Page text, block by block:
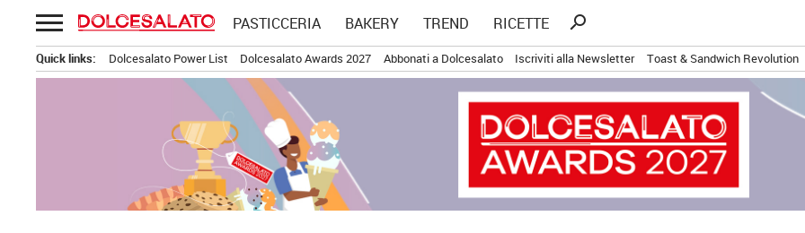
Passa
al
contenuto
PASTICCERIA BAKERY TREND RICETTE
Ricerca
search
Quick links: Dolcesalato Power List Dolcesalato Awards 2027 Abbonati a Dolcesalato Iscriviti alla Newsletter Toast & Sandwich Revolution